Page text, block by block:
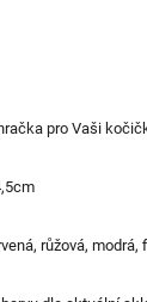
pro Vaši
růžová, modrá,